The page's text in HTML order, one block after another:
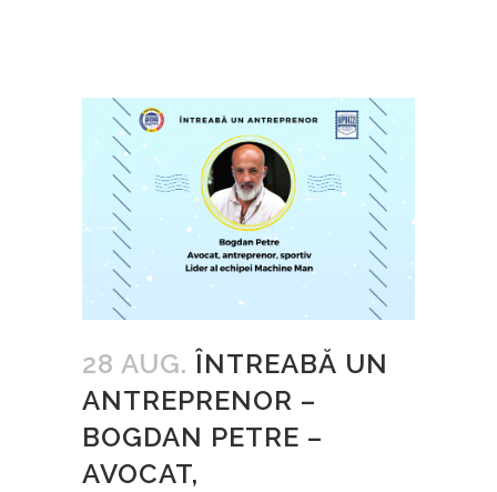
28 AUG. ÎNTREABĂ UN
ANTREPRENOR –
BOGDAN PETRE –
AVOCAT,